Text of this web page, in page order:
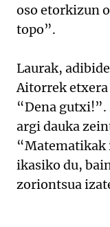
oso etorkizun
topo”.
Laurak,
Aitorrek
“Dena
argi dauka
“Matematikak
ikasiko du,
zoriontsua